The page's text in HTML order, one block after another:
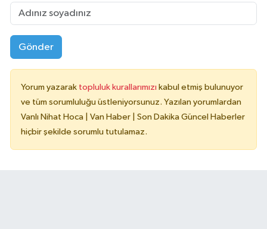
Gönder
Yorum yazarak topluluk kurallarımızı kabul etmiş bulunuyor
ve tüm sorumluluğu üstleniyorsunuz. Yazılan yorumlardan
Vanlı Nihat Hoca | Van Haber | Son Dakika Güncel Haberler
hiçbir şekilde sorumlu tutulamaz.